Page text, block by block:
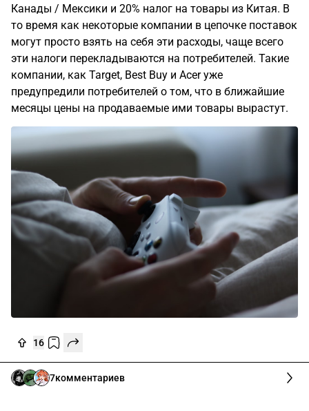
Канады / Мексики и 20% налог на товары из Китая. В
то время как некоторые компании в цепочке поставок
могут просто взять на себя эти расходы, чаще всего
эти налоги перекладываются на потребителей. Такие
компании, как Target, Best Buy и Acer уже
предупредили потребителей о том, что в ближайшие
месяцы цены на продаваемые ими товары вырастут.
16
7комментариев